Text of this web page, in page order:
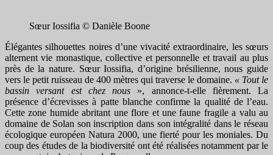
Sœur Iossifia © Danièle Boone
Élégantes silhouettes noires d’une vivacité extraordinaire, les sœurs
alternent vie monastique, collective et personnelle et travail au plus
près de la nature. Sœur Iossifia, d’origine brésilienne, nous guide
vers le petit ruisseau de 400 mètres qui traverse le domaine. « Tout le
bassin versant est chez nous », annonce-t-elle fièrement. La
présence d’écrevisses à patte blanche confirme la qualité de l’eau.
Cette zone humide abritant une flore et une faune fragile a valu au
domaine de Solan son inscription dans son intégralité dans le réseau
écologique européen Natura 2000, une fierté pour les moniales. Du
coup des études de la biodiversité ont été réalisées notamment par le